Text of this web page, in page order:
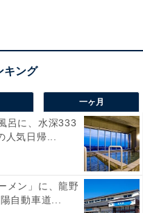
一ヶ月
呂に、水深333
人気日帰...
メン」に、龍野
自動車道...